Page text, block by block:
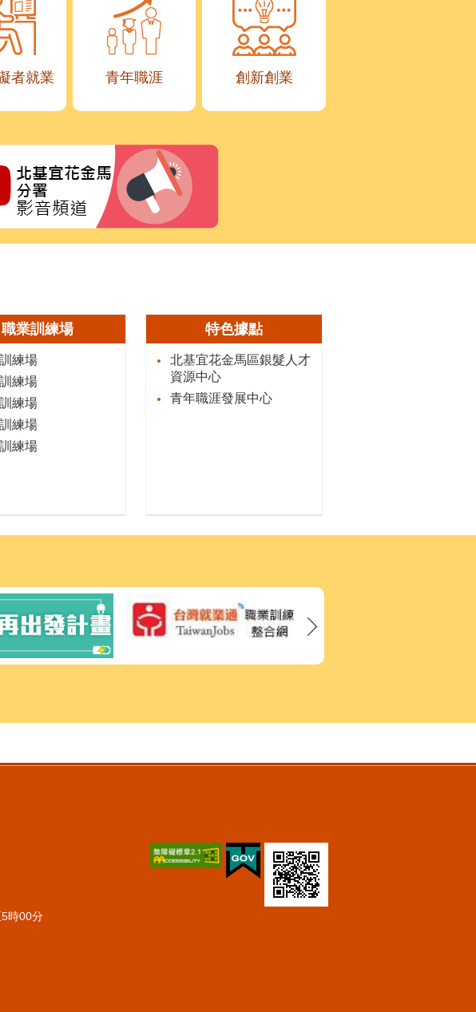
者就業 青年職涯 創新創業
職業訓練場
練場
練場
練場
練場
練場
特色據點
北基宜花金馬區銀髮人才
資源中心
青年職涯發展中心
時00分